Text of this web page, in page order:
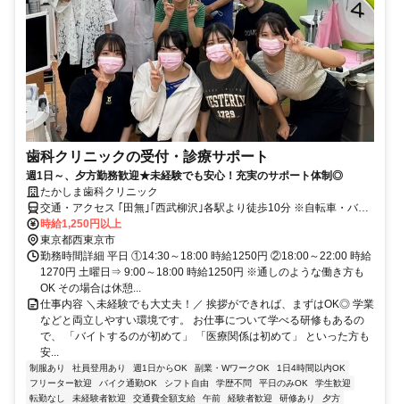
歯科クリニックの受付・診療サポート
週1日～、夕方勤務歓迎★未経験でも安心！充実のサポート体制◎
たかしま歯科クリニック
交通・アクセス ｢田無｣｢西武柳沢｣各駅より徒歩10分 ※自転車・バイ
ク通勤もOK ⭐未経験・無資格ＯＫ⭐週1日～ＯＫ＆短時間勤務⭐髪色
自由
時給1,250円以上
東京都西東京市
勤務時間詳細 平日 ①14:30～18:00 時給1250円 ②18:00～22:00 時給
1270円 土曜日⇒ 9:00～18:00 時給1250円 ※通しのような働き方も
OK その場合は休憩...
仕事内容 ＼未経験でも大丈夫！／ 挨拶ができれば、まずはOK◎ 学業
などと両立しやすい環境です。 お仕事について学べる研修もあるの
で、 「バイトするのが初めて」 「医療関係は初めて」 といった方も
安...
制服あり 社員登用あり 週1日からOK 副業・WワークOK
1日4時間以内OK
フリーター歓迎
バイク通勤OK シフト自由 学歴不問 平日のみOK
学生歓迎
転勤なし
未経験者歓迎 交通費全額支給 午前 経験者歓迎 研修あり
夕方